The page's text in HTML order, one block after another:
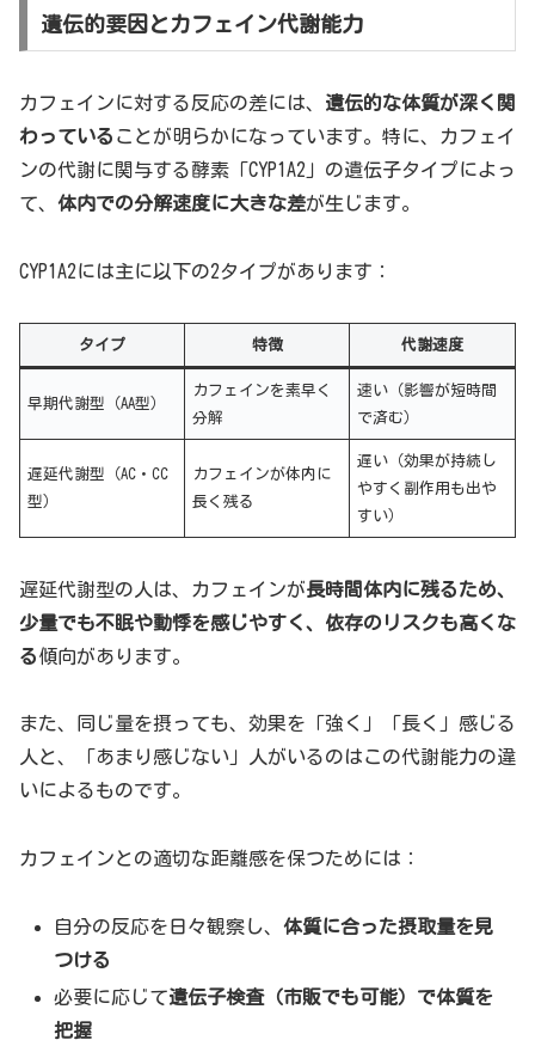
遺伝的要因とカフェイン代謝能力
カフェインに対する反応の差には、 遺伝的な体質が深く関
わっている ことが明らかになっています。特に、カフェイ
ンの代謝に関与する酵素「CYP1A2」の遺伝子タイプによっ
て、 体内での分解速度に大きな差が生じます。
CYP1A2には主に以下の2タイプがあります：
タイプ 特徴 代謝速度
早期代謝型（AA型）
カフェインを素早く
分解
速い（影響が短時間
で済む）
遅延代謝型（AC・CC
型）
カフェインが体内に
長く残る
遅い（効果が持続し
やすく副作用も出や
すい）
遅延代謝型の人は、カフェインが長時間体内に残るため、
少量でも不眠や動悸を感じやすく、依存のリスクも高くな
る傾向があります。
また、同じ量を摂っても、効果を「強く」「長く」感じる
人と、「あまり感じない」人がいるのはこの代謝能力の違
いによるものです。
カフェインとの適切な距離感を保つためには：
自分の反応を日々観察し、体質に合った摂取量を見
つける
必要に応じて遺伝子検査（市販でも可能）で体質を
把握